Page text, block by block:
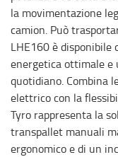
la movimentazione
camion. Può
LHE160 è
energetica ottimale e
quotidiano. Combina
elettrico con la
Tyro rappresenta la
transpallet manuali
ergonomico e di un